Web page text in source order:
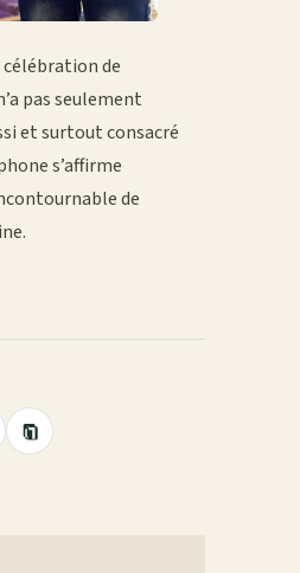
de
pas seulement
et surtout consacré
s’affirme
de
Copier
le